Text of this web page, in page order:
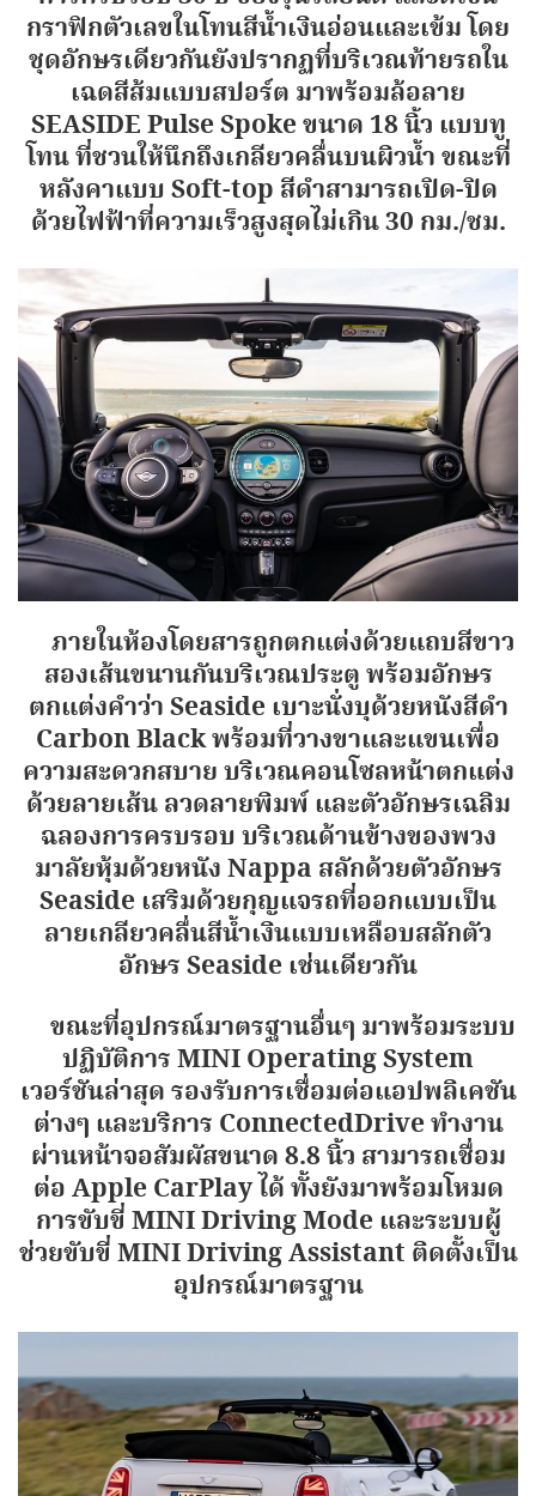
กราฟิกตัวเลขในโทนสีน้ำเงินอ่อนและเข้ม โดย
ชุดอักษรเดียวกันยังปรากฏที่บริเวณท้ายรถใน
เฉดสีส้มแบบสปอร์ต มาพร้อมล้อลาย
SEASIDE Pulse Spoke ขนาด 18 นิ้ว แบบทู
โทน ที่ชวนให้นึกถึงเกลียวคลื่นบนผิวน้ำ ขณะที่
หลังคาแบบ Soft-top สีดำสามารถเปิด-ปิด
ด้วยไฟฟ้าที่ความเร็วสูงสุดไม่เกิน 30 กม./ชม.
ภายในห้องโดยสารถูกตกแต่งด้วยแถบสีขาว
สองเส้นขนานกันบริเวณประตู พร้อมอักษร
ตกแต่งคำว่า Seaside เบาะนั่งบุด้วยหนังสีดำ
Carbon Black พร้อมที่วางขาและแขนเพื่อ
ความสะดวกสบาย บริเวณคอนโซลหน้าตกแต่ง
ด้วยลายเส้น ลวดลายพิมพ์ และตัวอักษรเฉลิม
ฉลองการครบรอบ บริเวณด้านข้างของพวง
มาลัยหุ้มด้วยหนัง Nappa สลักด้วยตัวอักษร
Seaside เสริมด้วยกุญแจรถที่ออกแบบเป็น
ลายเกลียวคลื่นสีน้ำเงินแบบเหลือบสลักตัว
อักษร Seaside เช่นเดียวกัน
ขณะที่อุปกรณ์มาตรฐานอื่นๆ มาพร้อมระบบ
ปฏิบัติการ MINI Operating System
เวอร์ชันล่าสุด รองรับการเชื่อมต่อแอปพลิเคชัน
ต่างๆ และบริการ ConnectedDrive ทำงาน
ผ่านหน้าจอสัมผัสขนาด 8.8 นิ้ว สามารถเชื่อม
ต่อ Apple CarPlay ได้ ทั้งยังมาพร้อมโหมด
การขับขี่ MINI Driving Mode และระบบผู้
ช่วยขับขี่ MINI Driving Assistant ติดตั้งเป็น
อุปกรณ์มาตรฐาน